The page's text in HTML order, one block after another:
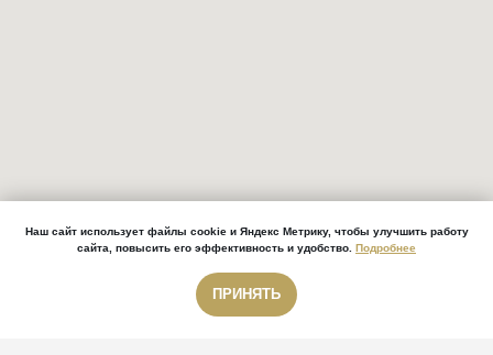
Звонок бесплатный
Наш сайт использует файлы cookie и Яндекс Метрику, чтобы улучшить работу
сайта, повысить его эффективность и удобство. Подробнее
ПРИНЯТЬ